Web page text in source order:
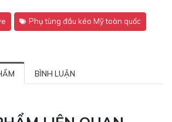
Phụ tùng đầu kéo Mỹ toàn quốc
BÌNH LUẬN